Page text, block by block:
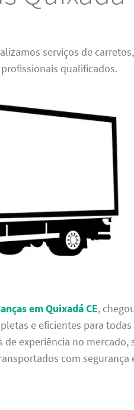
serviços de carretos,
qualificados.
em Quixadá CE,
e eficientes para todas
experiência no mercado,
com segurança